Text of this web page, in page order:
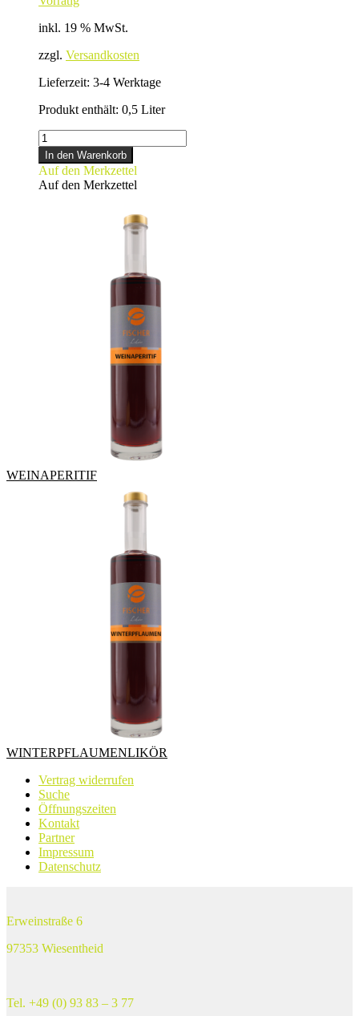
inkl. 19 % MwSt.
zzgl. Versandkosten
Lieferzeit: 3-4 Werktage
Produkt enthält: 0,5 Liter
ZIMTLIKÖR
Menge
In den Warenkorb
Auf den Merkzettel
Auf den Merkzettel
WEINAPERITIF
WINTERPFLAUMENLIKÖR
Vertrag widerrufen
Suche
Öffnungszeiten
Kontakt
Partner
Impressum
Datenschutz
Erweinstraße 6
97353 Wiesentheid
Tel. +49 (0) 93 83 – 3 77